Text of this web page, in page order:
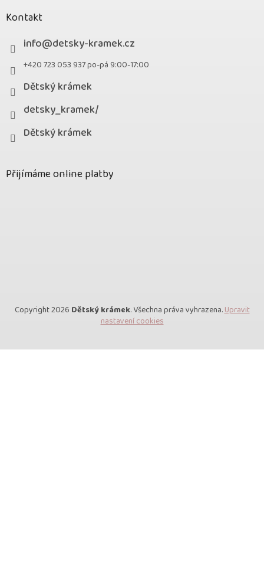
Kontakt
info@detsky-kramek.cz
+420 723 053 937 po-pá 9:00-17:00
Dětský krámek
detsky_kramek/
Dětský krámek
Přijímáme online platby
Copyright 2026 Dětský krámek. Všechna práva vyhrazena.Upravit
nastavení cookies